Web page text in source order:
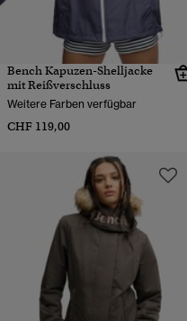
Bench Kapuzen-Shelljacke
mit Reißverschluss
Weitere Farben verfügbar
CHF 119,00